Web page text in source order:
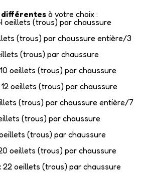
à votre choix :
oeillets (trous) par chaussure
(trous) par chaussure entière/3
(trous) par chaussure
10 oeillets (trous) par chaussure
12 oeillets (trous) par chaussure
(trous) par chaussure entière/7
(trous) par chaussure
(trous) par chaussure
oeillets (trous) par chaussure
22 oeillets (trous) par chaussure